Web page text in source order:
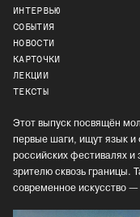
ИНТЕРВЬЮ
СОБЫТИЯ
НОВОСТИ
КАРТОЧКИ
ЛЕКЦИИ
ТЕКСТЫ
Этот выпуск посвящён
первые шаги, ищут язык
российских фестивалях
зрителю сквозь границы.
современное искусство